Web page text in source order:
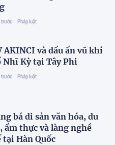
trước Pháp luật
AKINCI và dấu ấn vũ khí
Nhĩ Kỳ tại Tây Phi
trước Pháp luật
bá di sản văn hóa, du
ẩm thực và làng nghề
tại Hàn Quốc